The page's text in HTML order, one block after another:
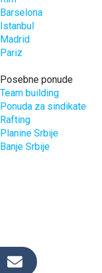
Barselona
Istanbul
Madrid
Pariz
Posebne ponude
Team building
Ponuda za sindikate
Rafting
Planine Srbije
Banje Srbije